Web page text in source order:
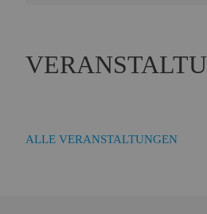
ALLE VERANSTALTUNGEN